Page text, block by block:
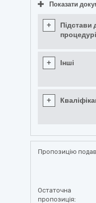
Показати
+
Підстави
+ Інші
+
Пропозицію
Остаточна
пропозиція: